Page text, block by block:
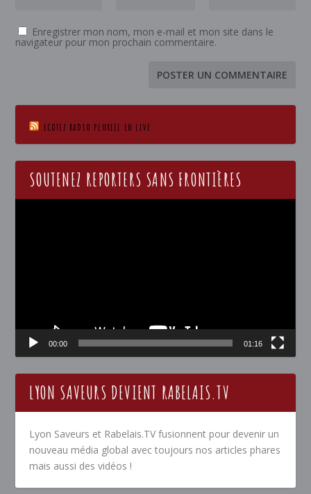
Enregistrer mon nom, mon e-mail et mon site dans le
navigateur pour mon prochain commentaire.
ECOTEZ RADIO PLURIEL EN LIVE
SOUTENEZ REPORTERS SANS FRONTIÈRES
00:00 01:16
LYON SAVEURS DEVIENT RABELAIS.TV
Lyon Saveurs et Rabelais.TV fusionnent pour devenir un
nouveau média global avec toujours nos articles phares
mais aussi des vidéos !